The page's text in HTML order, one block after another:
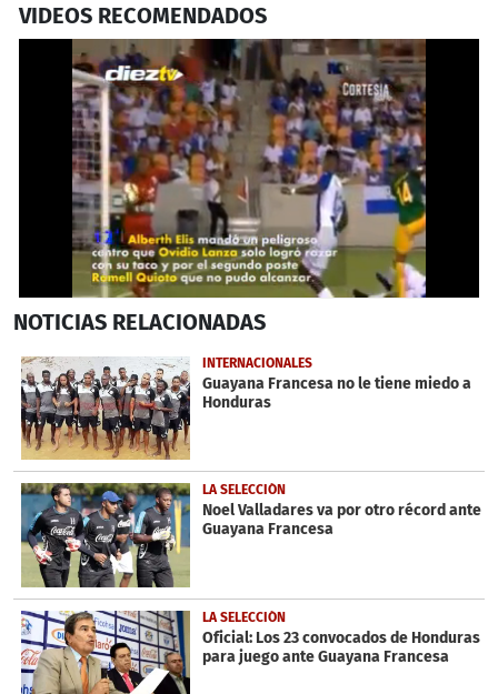
VIDEOS RECOMENDADOS
seconds
1
minute,
24
seconds
NOTICIAS RELACIONADAS
INTERNACIONALES
Guayana Francesa no le tiene miedo a
Honduras
LA SELECCIÓN
Noel Valladares va por otro récord ante
Guayana Francesa
LA SELECCIÓN
Oficial: Los 23 convocados de Honduras
para juego ante Guayana Francesa